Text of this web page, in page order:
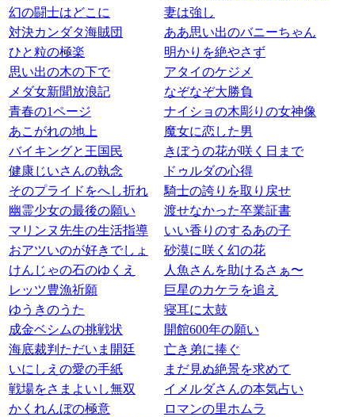
幻の闘士はどこに
妻は強し
対決カンダタ海賊団
ああ思い出のバニーちゃん
ひと粒の極楽
明かりを絶やさず
思い出の木の下で
アタイのケジメ
メダ女新聞放浪記
なぞなぞ大勝負
青春の1ページ
ナイショの木彫りの女神像
あこがれの地上
魔女に恋した男
バイキングと王国民
きぼうの花が咲く日まで
健康じいさんの執念
ドゥルダの心得
そのプライドをへし折れ
騎士の誇りを取り戻せ
幽霊少女の最後の願い
渡せなかった卒業証書
マリンヌ先生の生活指導
いい香りのするあの子
おアツいのが好きでしょ
砂漠に咲く幻の花
けんじゃの石のゆくえ
人魚さんを助けるさぁ〜
レッツ豊漁祈願
巨星のカケラを追え
ゆうきのうた
寝耳に太鼓
成金ベシムの挑戦状
開館600年の願い
海底裁判ただいま開廷
亡き弟に捧ぐ
いにしえの愛の手紙
まだ見ぬ絶景を求めて
戦場をさまよいし無双
イメルダさんの本気占い
かくれんぼの極意
ロマンの里ホムラ